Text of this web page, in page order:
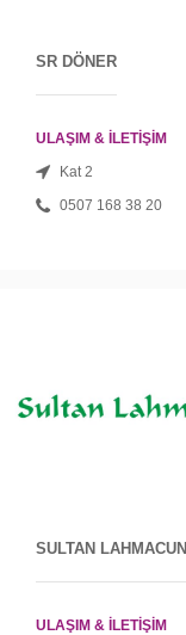
SR DÖNER
ULAŞIM & İLETİŞİM
Kat 2
0507 168 38 20
SULTAN LAHMACUN
ULAŞIM & İLETİŞİM